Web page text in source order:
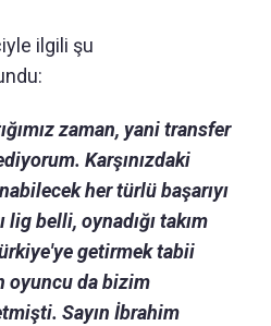
ilgili şu
zaman, yani transfer
Karşınızdaki
her türlü başarıyı
lig belli, oynadığı takım
getirmek tabii
oyuncu da bizim
Sayın İbrahim